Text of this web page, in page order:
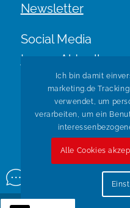
Newsletter
Social Media
Immer Aktuell.
© Copyright Kevelaer Marketing.
Ich bin damit
marketing.de
verwendet, um
verarbeiten, um ein
Alle Cookies